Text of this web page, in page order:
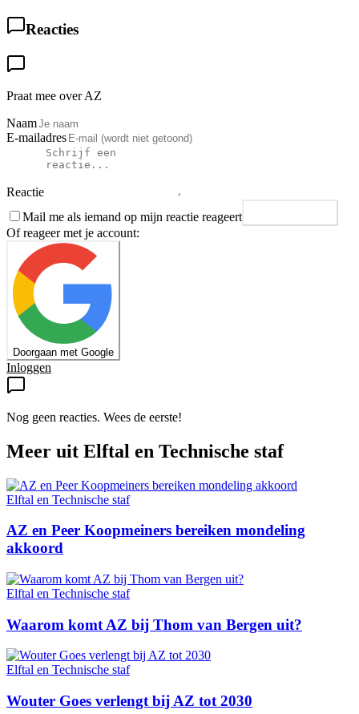
Reacties
Praat mee over AZ
Naam
E-mailadres
Reactie
Mail me als iemand op mijn reactie reageert
Of reageer met je account:
Doorgaan met Google
Inloggen
Nog geen reacties. Wees de eerste!
Meer uit Elftal en Technische staf
Elftal en Technische staf
AZ en Peer Koopmeiners bereiken mondeling
akkoord
Elftal en Technische staf
Waarom komt AZ bij Thom van Bergen uit?
Elftal en Technische staf
Wouter Goes verlengt bij AZ tot 2030